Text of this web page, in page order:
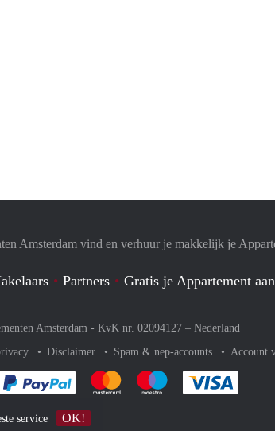
Amsterdam vind en verhuur je makkelijk je
Partners Gratis je Appartement
Amsterdam - KvK nr. 02094127 – Nederland
Disclaimer Spam & nep-accounts Account
Je rekent gemakkelijk af met Paypal
Je rekent gemakkelijk af met
Je rekent gemakkelijk
service OK!